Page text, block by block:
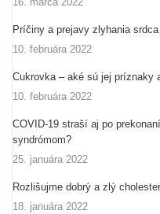
Príčiny a prejavy zlyhania srdca
10. februára 2022
Cukrovka – aké sú jej príznaky
10. februára 2022
COVID-19 straší aj po
syndrómom?
25. januára 2022
Rozlišujme dobrý a zlý
18. januára 2022